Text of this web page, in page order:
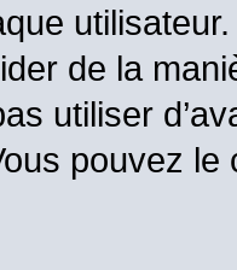
utilisateur.
de la
utiliser
pouvez